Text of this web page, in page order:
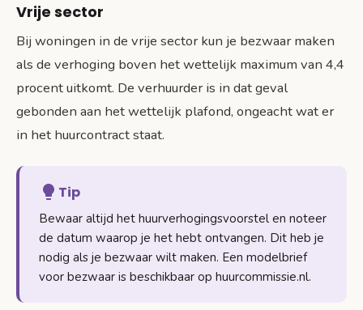
Vrije sector
Bij woningen in de vrije sector kun je bezwaar maken
als de verhoging boven het wettelijk maximum van 4,4
procent uitkomt. De verhuurder is in dat geval
gebonden aan het wettelijk plafond, ongeacht wat er
in het huurcontract staat.
Tip
Bewaar altijd het huurverhogingsvoorstel en noteer
de datum waarop je het hebt ontvangen. Dit heb je
nodig als je bezwaar wilt maken. Een modelbrief
voor bezwaar is beschikbaar op huurcommissie.nl.